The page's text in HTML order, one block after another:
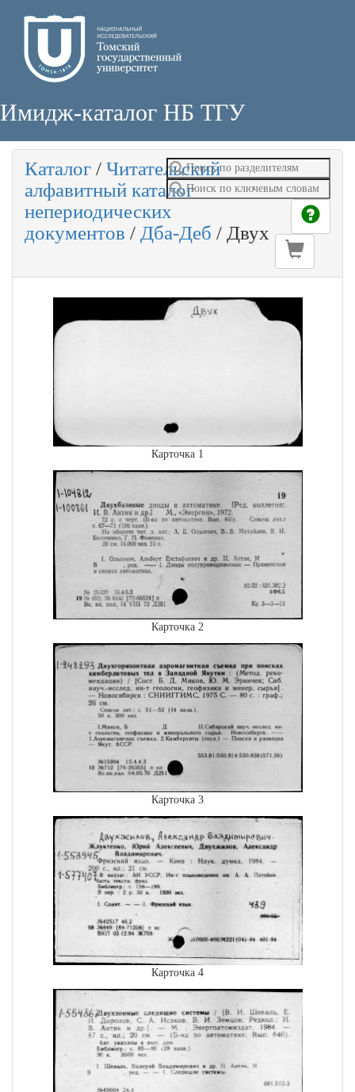
Имидж-каталог НБ ТГУ
Каталог / Читательский
алфавитный каталог
непериодических
документов / Дба-Деб / Двух
Карточка 1
Карточка 2
Карточка 3
Карточка 4